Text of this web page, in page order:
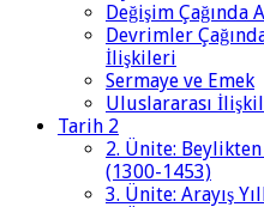
Değişim Çağında
Devrimler
İlişkileri
Sermaye ve Emek
Uluslararası
Tarih 2
2. Ünite:
(1300-1453)
3. Ünite: Arayış